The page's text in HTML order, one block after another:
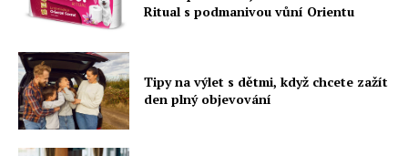
Ritual s podmanivou vůní Orientu
Tipy na výlet s dětmi, když chcete zažít
den plný objevování